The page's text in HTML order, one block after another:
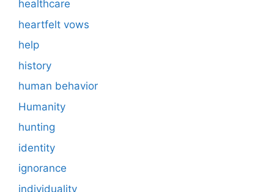
healthcare
heartfelt vows
help
history
human behavior
Humanity
hunting
identity
ignorance
individuality